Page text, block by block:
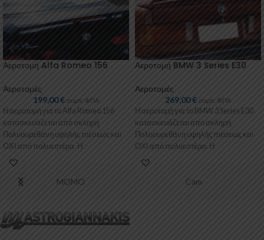
Αεροτομή Alfa Romeo 156
Αεροτομές
199,00€ συμπ. ΦΠΑ
Η αεροτομή για το Alfa Romeo 156
κατασκευάζεται από σκληρή
Πολυουρεθάνη υψηλής πιέσεως και
ΟΧΙ από πολυεστέρα. Η
Πολυουρεθάνη είναι
Αεροτομή BMW 3 Series E30
Αεροτομές
269,00€ συμπ. ΦΠΑ
Η αεροτομή για το BMW 3 Series E30
κατασκευάζεται από σκληρή
Πολυουρεθάνη υψηλής πιέσεως και
ΟΧΙ από πολυεστέρα. Η
Πολυουρεθάνη
MOMO Cam